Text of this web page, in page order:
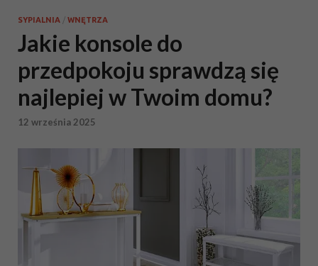
SYPIALNIA / WNĘTRZA
Jakie konsole do
przedpokoju sprawdzą się
najlepiej w Twoim domu?
12 września 2025